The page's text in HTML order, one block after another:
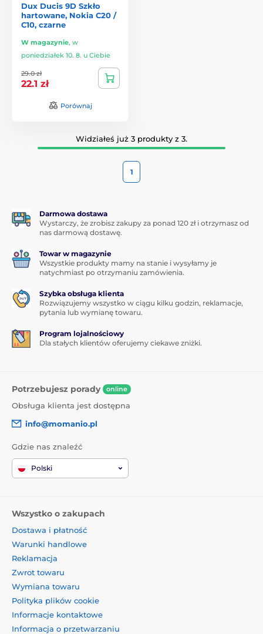
Dux Ducis 9D Szkło
hartowane, Nokia C20 /
C10, czarne
W magazynie, w
poniedziałek 10. 8. u Ciebie
29.0 zł
22.1 zł
Porównaj
Widziałeś już 3 produkty z 3.
1
Darmowa dostawa
Wystarczy, że zrobisz zakupy za ponad 120 zł i otrzymasz od
nas darmową dostawę.
Towar w magazynie
Wszystkie produkty mamy na stanie i wysyłamy je
natychmiast po otrzymaniu zamówienia.
Szybka obsługa klienta
Rozwiązujemy wszystko w ciągu kilku godzin, reklamacje,
pytania lub wymianę towaru.
Program lojalnościowy
Dla stałych klientów oferujemy ciekawe zniżki.
Potrzebujesz porady online
Obsługa klienta jest dostępna
info@momanio.pl
Gdzie nas znaleźć
Polski
Wszystko o zakupach
Dostawa i płatność
Warunki handlowe
Reklamacja
Zwrot towaru
Wymiana towaru
Polityka plików cookie
Informacje kontaktowe
Informacja o przetwarzaniu